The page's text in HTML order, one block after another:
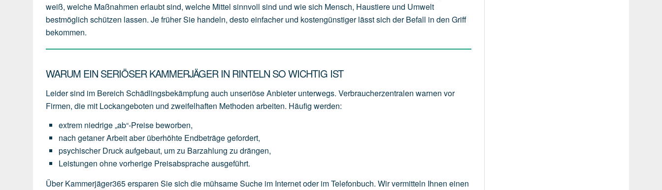
weiß, welche Maßnahmen erlaubt sind, welche Mittel sinnvoll sind und wie sich Mensch, Haustiere und Umwelt
bestmöglich schützen lassen. Je früher Sie handeln, desto einfacher und kostengünstiger lässt sich der Befall in den Griff
bekommen.
WARUM EIN SERIÖSER KAMMERJÄGER IN RINTELN SO WICHTIG IST
Leider sind im Bereich Schädlingsbekämpfung auch unseriöse Anbieter unterwegs. Verbraucherzentralen warnen vor
Firmen, die mit Lockangeboten und zweifelhaften Methoden arbeiten. Häufig werden:
extrem niedrige„ab“-Preisebeworben,
nach getanerArbeitaber überhöhte Endbeträgegefordert,
psychischer Druckaufgebaut, umzu Barzahlung zu drängen,
Leistungen ohnevorherige Preisabspracheausgeführt.
Über Kammerjäger365 ersparen Sie sich die mühsame Suche im Internet oder im Telefonbuch. Wir vermitteln Ihnen einen